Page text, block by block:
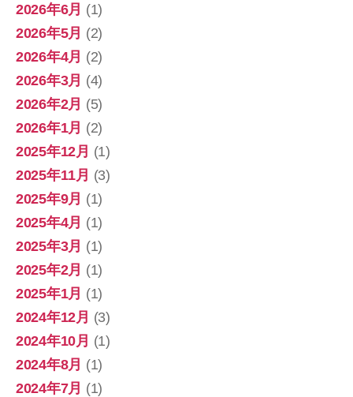
2026年6月 (1)
2026年5月 (2)
2026年4月 (2)
2026年3月 (4)
2026年2月 (5)
2026年1月 (2)
2025年12月 (1)
2025年11月 (3)
2025年9月 (1)
2025年4月 (1)
2025年3月 (1)
2025年2月 (1)
2025年1月 (1)
2024年12月 (3)
2024年10月 (1)
2024年8月 (1)
2024年7月 (1)